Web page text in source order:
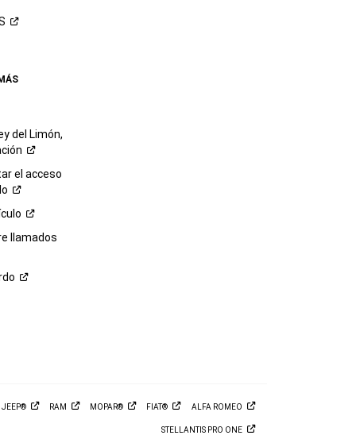
del Limón,
el acceso
llamados
JEEP® RAM MOPAR® FIAT® ALFA ROMEO
STELLANTIS PRO ONE